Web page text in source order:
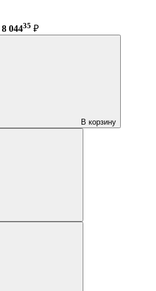
8 04435 ₽
В корзину